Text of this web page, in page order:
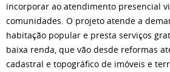
incorporar ao atendimento presencial
comunidades. O projeto atende a
habitação popular e presta serviços
baixa renda, que vão desde reformas
cadastral e topográfico de imóveis e